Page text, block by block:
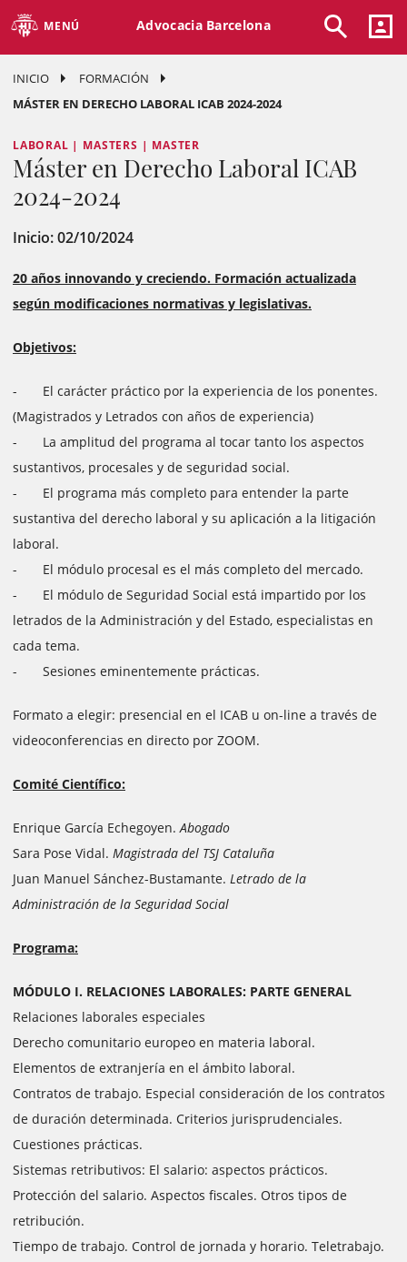
MENÚ Advocacia Barcelona
INICIO
FORMACIÓN
MÁSTER EN DERECHO LABORAL ICAB 2024-2024
LABORAL | MASTERS | MASTER
Máster en Derecho Laboral ICAB
2024-2024
Inicio: 02/10/2024
20 años innovando y creciendo. Formación actualizada
según modificaciones normativas y legislativas.
Objetivos:
- El carácter práctico por la experiencia de los ponentes.
(Magistrados y Letrados con años de experiencia)
- La amplitud del programa al tocar tanto los aspectos
sustantivos, procesales y de seguridad social.
- El programa más completo para entender la parte
sustantiva del derecho laboral y su aplicación a la litigación
laboral.
- El módulo procesal es el más completo del mercado.
- El módulo de Seguridad Social está impartido por los
letrados de la Administración y del Estado, especialistas en
cada tema.
- Sesiones eminentemente prácticas.
Formato a elegir: presencial en el ICAB u on-line a través de
videoconferencias en directo por ZOOM.
Comité Científico:
Enrique García Echegoyen.Abogado
Sara Pose Vidal. Magistrada del TSJ Cataluña
Juan Manuel Sánchez-Bustamante. Letrado de la
Administración de la Seguridad Social
Programa:
MÓDULO I. RELACIONES LABORALES: PARTE GENERAL
Relaciones laborales especiales
Derecho comunitario europeo en materia laboral.
Elementos de extranjería en el ámbito laboral.
Contratos de trabajo. Especial consideración de los contratos
de duración determinada. Criterios jurisprudenciales.
Cuestiones prácticas.
Sistemas retributivos: El salario: aspectos prácticos.
Protección del salario. Aspectos fiscales. Otros tipos de
retribución.
Tiempo de trabajo. Control de jornada y horario. Teletrabajo.